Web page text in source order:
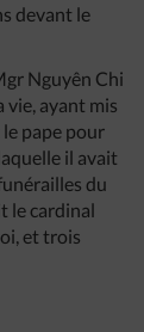
devant le
Nguyên Chi
vie, ayant mis
pape pour
il avait
du
le cardinal
et trois